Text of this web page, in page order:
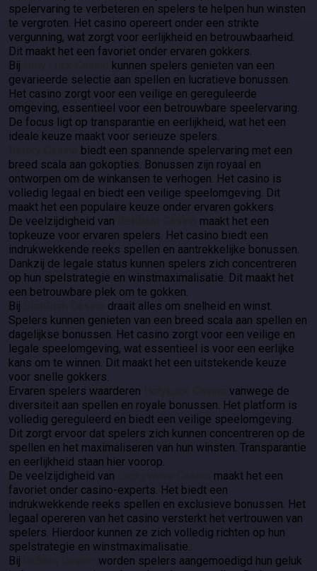
spelervaring te verbeteren en spelers te helpen hun winsten
te vergroten. Het casino opereert onder een strikte
vergunning, wat zorgt voor eerlijkheid en betrouwbaarheid.
Dit maakt het een favoriet onder ervaren gokkers.
Bij
kunnen spelers genieten van een
gevarieerde selectie aan spellen en lucratieve bonussen.
Het casino zorgt voor een veilige en gereguleerde
omgeving, essentieel voor een betrouwbare speelervaring.
De focus ligt op transparantie en eerlijkheid, wat het een
ideale keuze maakt voor serieuze spelers.
biedt een spannende spelervaring met een
breed scala aan gokopties. Bonussen zijn royaal en
ontworpen om de winkansen te verhogen. Het casino is
volledig legaal en biedt een veilige speelomgeving. Dit
maakt het een populaire keuze onder ervaren gokkers.
De veelzijdigheid van
maakt het een
topkeuze voor ervaren spelers. Het casino biedt een
indrukwekkende reeks spellen en aantrekkelijke bonussen.
Dankzij de legale status kunnen spelers zich concentreren
op hun spelstrategie en winstmaximalisatie. Dit maakt het
een betrouwbare plek om te gokken.
Bij
draait alles om snelheid en winst.
Spelers kunnen genieten van een breed scala aan spellen en
dagelijkse bonussen. Het casino zorgt voor een veilige en
legale speelomgeving, wat essentieel is voor een eerlijke
kans om te winnen. Dit maakt het een uitstekende keuze
voor snelle gokkers.
Ervaren spelers waarderen
vanwege de
diversiteit aan spellen en royale bonussen. Het platform is
volledig gereguleerd en biedt een veilige speelomgeving.
Dit zorgt ervoor dat spelers zich kunnen concentreren op de
spellen en het maximaliseren van hun winsten. Transparantie
en eerlijkheid staan hier voorop.
De veelzijdigheid van
maakt het een
favoriet onder casino-experts. Het biedt een
indrukwekkende reeks spellen en exclusieve bonussen. Het
legaal opereren van het casino versterkt het vertrouwen van
spelers. Hierdoor kunnen ze zich volledig richten op hun
spelstrategie en winstmaximalisatie.
Bij
worden spelers aangemoedigd hun geluk